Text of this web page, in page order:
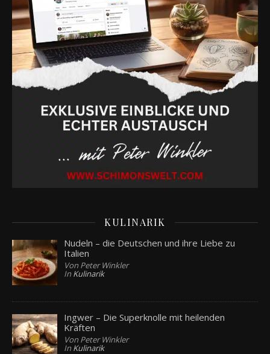
KULINARIK
Nudeln – die Deutschen und ihre Liebe zu
Italien
Von Peter Winkler
In Kulinarik
Ingwer – Die Superknolle mit heilenden
Kräften
Von Peter Winkler
In Kulinarik